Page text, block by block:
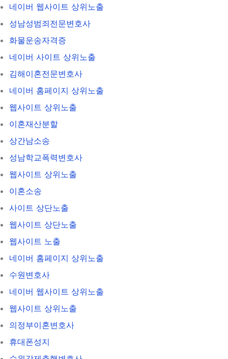
네이버 웹사이트 상위노출
성남성범죄전문변호사
화물운송자격증
네이버 사이트 상위노출
김해이혼전문변호사
네이버 홈페이지 상위노출
웹사이트 상위노출
이혼재산분할
상간남소송
성남학교폭력변호사
웹사이트 상위노출
이혼소송
사이트 상단노출
웹사이트 상단노출
웹사이트 노출
네이버 홈페이지 상위노출
수원변호사
네이버 웹사이트 상위노출
웹사이트 상위노출
의정부이혼변호사
휴대폰성지